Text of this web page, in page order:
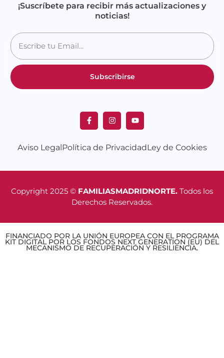
¡Suscríbete para recibir más actualizaciones y
noticias!
Subscribirse
Aviso LegalPolítica de PrivacidadLey de Cookies
Copyright 2025 © FAMILIASMADRIDNORTE. Todos los
Derechos Reservados.
FINANCIADO POR LA UNIÓN EUROPEA CON EL PROGRAMA
KIT DIGITAL POR LOS FONDOS NEXT GENERATION (EU) DEL
MECANISMO DE RECUPERACIÓN Y RESILIENCIA.